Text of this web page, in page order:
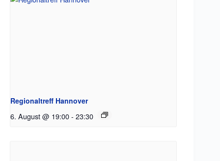
Regionaltreff Hannover
6. August @ 19:00- 23:30